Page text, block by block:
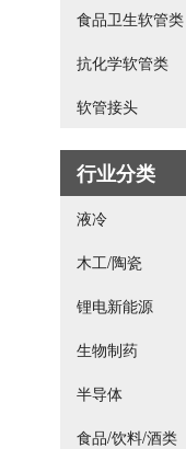
食品卫生软管类
抗化学软管类
软管接头
行业分类
液冷
木工/陶瓷
锂电新能源
生物制药
半导体
食品/饮料/酒类